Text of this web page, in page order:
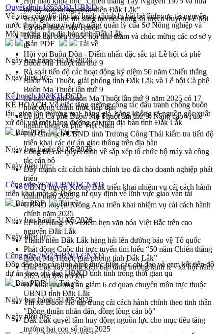
thế kỷ xây dựng, phát triển Đắk Lắk”
Trao giải Cuộc thi sáng tạo nội dung số tuyên truyền Lễ hội
Cà phê Buôn Ma Thuột
Đoàn đại biểu Quốc hội tỉnh thăm và chúc mừng các cơ sở y
tế
Hội voi Buôn Đôn - Điểm nhấn đặc sắc tại Lễ hội cà phê
Buôn Ma Thuột lần thứ 9
Rà soát tiến độ các hoạt động kỷ niệm 50 năm Chiến thắng
Buôn Ma Thuột, giải phóng tỉnh Đắk Lắk và Lễ hội Cà phê
Buôn Ma Thuột lần thứ 9
Lễ hội Cà phê Buôn Ma Thuột lần thứ 9 năm 2025 có 17
hoạt động chính thức hấp dẫn
Lễ hội Cà phê Buôn Ma Thuột lần thứ 9: Nâng cao vị thế
ngành hàng cà phê Việt Nam
Phó Chủ tịch UBND tỉnh Trương Công Thái kiểm tra tiến độ
triển khai các dự án giao thông trên địa bàn
Công bố các quyết định về sắp xếp tổ chức bộ máy và công
tác cán bộ
Đẩy mạnh cải cách hành chính tạo đà cho doanh nghiệp phát
triển
UBND huyện Krông Búk triển khai nhiệm vụ cải cách hành
chính năm 2025
UBND huyện Krông Ana triển khai nhiệm vụ cải cách hành
chính năm 2025
Lễ hội Hảng Pồ - Điểm hẹn văn hóa Việt Bắc trên cao
nguyên Đắk Lắk
Thanh niên Đắk Lắk hăng hái lên đường bảo vệ Tổ quốc
Phát động Cuộc thi trực tuyến tìm hiểu “50 năm Chiến thắng
Buôn Ma Thuột, giải phóng tỉnh Đắk Lắk”
Đắk Lắk xây dựng kịch bản tăng trưởng kinh tế - xã hội năm
2025 đạt 8% trở lên
Đề xuất phương án giảm 6 cơ quan chuyên môn trực thuộc
UBND tỉnh Đắk Lắk
Thị xã Buôn Hồ tập trung cải cách hành chính theo tinh thần
"Đồng thuận nhân dân, đồng lòng cán bộ"
Đắk Lắk quyết tâm huy động nguồn lực cho mục tiêu tăng
trưởng hai con số năm 2025
Quyết định 1655/QĐ-UBND
Về việc công bố thủ tục hành chính bị bãi bỏ lĩnh vực tài nguyên
nước thuộc phạm vi chức năng quản lý của Sở Nông nghiệp và
Môi trường trên địa bàn tỉnh Đắk Lắk
Bản PDF
Tải về
Ngày ban hành:01/06/2026
Ngày hiệu lực:
Kế hoạch 103/KH-BCĐ
KẾ HOẠCH Về việc tăng cường công tác đấu tranh chống buôn
lậu, gian lận thương mại, hàng giả, hàng không rõ nguồn gốc xuất
xứ đối với mặt hàng đường cát trên địa bàn tỉnh Đắk Lắk
Bản PDF
Tải về
Ngày ban hành:01/06/2026
Ngày hiệu lực:
Công văn 7676/UBND-CNXD
triển khai một số Thông tư quy định về lĩnh vực giao vận tải
Bản PDF
Tải về
Ngày ban hành:31/05/2026
Ngày hiệu lực:
Công văn 7657/UBND-CNXD
Đôn đốc báo cáo tình hình thực hiện các chỉ đạo và cam kết tiến độ
dự án theo chỉ đạo UBND tỉnh tỉnh trong thời gian qu
Bản PDF
Tải về
Ngày ban hành:31/05/2026
Ngày hiệu lực: